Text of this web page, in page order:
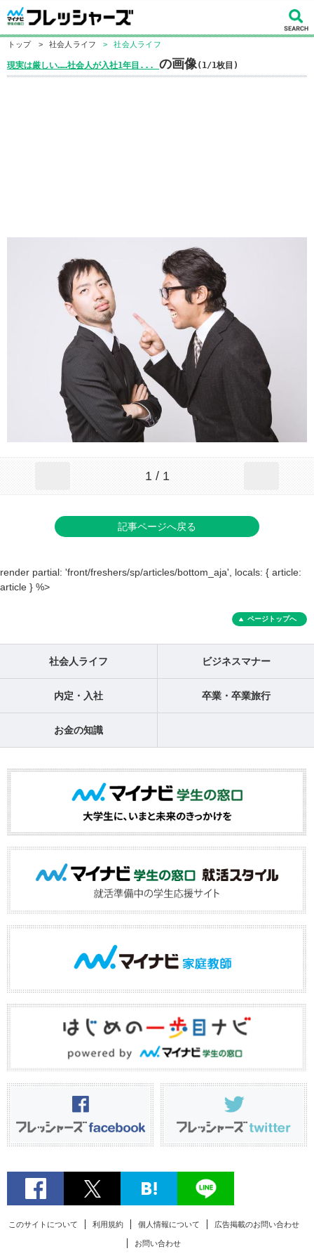
トップ > 社会人ライフ > 社会人ライフ
現実は厳しい……社会人が入社1年目... の画像(1/1枚目)
1 / 1
記事ページへ戻る
render partial: 'front/freshers/sp/articles/bottom_aja', locals: { article:
article } %>
ページトップへ
社会人ライフ ビジネスマナー
内定・入社 卒業・卒業旅行
お金の知識
このサイトについて 利用規約 個人情報について 広告掲載のお問い合わせ
お問い合わせ